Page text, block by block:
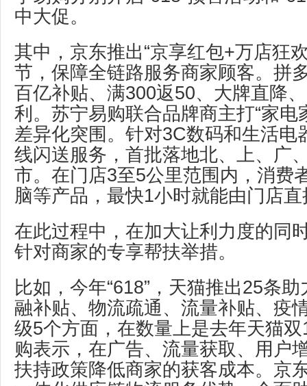
中大促。
其中，京东推出“京享红包+万店狂
节，保障全链路服务商家顾客。拼
百亿补贴、满300返50、大牌直降
利。苏宁易购联合品牌商主打“家电
差异化突围。针对3C数码和生活电
线闪送服务，首批落地北、上、广
市。在门店3至5公里范围内，消费
脑等产品，最快1小时就能由门店
在此过程中，在加大让利力度的同
针对商家的专享帮扶举措。
比如，今年“618”，天猫推出25条
融补贴、物流疏通、流量补贴、疫
级5个方面，在数量上是去年天猫
购表示，在广告、流量获取、用户
扶持政策降低商家的获客成本。京